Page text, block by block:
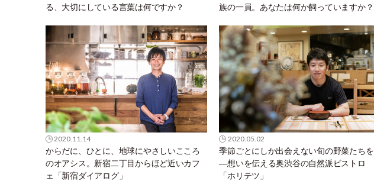
る、大切にしている言葉は何ですか？ 族の一員。あなたは何か飼っていますか？
2020.11.14
からだに、ひとに、地球にやさしいこころ
のオアシス。新宿二丁目からほど近いカフ
ェ「新宿ダイアログ」
2020.05.02
季節ごとにしか出会えない旬の野菜たちを
―想いを伝える奥渋谷の自然派ビストロ
「ホリテツ」